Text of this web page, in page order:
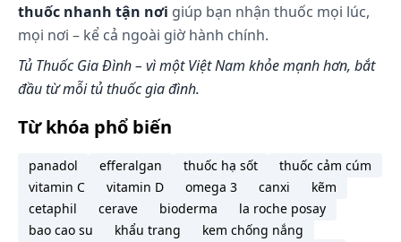
thuốc nhanh tận nơi giúp bạn nhận thuốc mọi lúc,
mọi nơi – kể cả ngoài giờ hành chính.
Tủ Thuốc Gia Đình – vì một Việt Nam khỏe mạnh hơn, bắt
đầu từ mỗi tủ thuốc gia đình.
Từ khóa phổ biến
panadol efferalgan thuốc hạ sốt
thuốc cảm cúm
vitamin C
vitamin D omega 3 canxi
kẽm
cetaphil
cerave bioderma
la roche posay
bao cao su
khẩu trang
kem chống nắng